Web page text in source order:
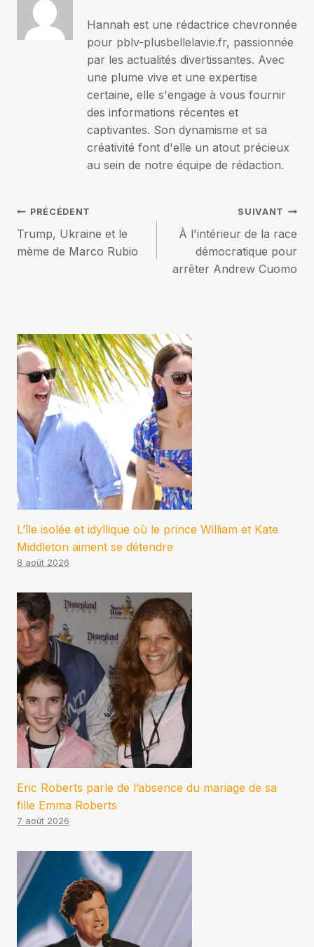
Hannah est une rédactrice chevronnée
pour pblv-plusbellelavie.fr, passionnée
par les actualités divertissantes. Avec
une plume vive et une expertise
certaine, elle s'engage à vous fournir
des informations récentes et
captivantes. Son dynamisme et sa
créativité font d'elle un atout précieux
au sein de notre équipe de rédaction.
Navigation
de
PRÉCÉDENT
Trump, Ukraine et le
mème de Marco Rubio
SUIVANT
À l'intérieur de la race
démocratique pour
arrêter Andrew Cuomo
L’île isolée et idyllique où le prince William et Kate
Middleton aiment se détendre
8 août 2026
Eric Roberts parle de l’absence du mariage de sa
fille Emma Roberts
7 août 2026